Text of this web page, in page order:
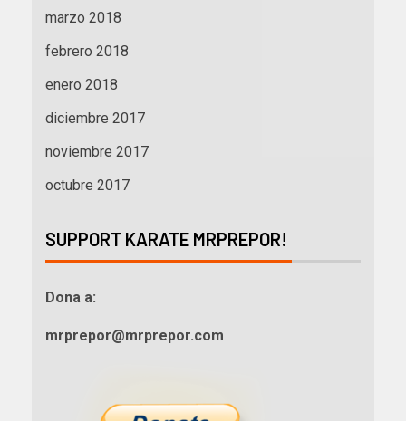
marzo 2018
febrero 2018
enero 2018
diciembre 2017
noviembre 2017
octubre 2017
SUPPORT KARATE MRPREPOR!
Dona a:
mrprepor@mrprepor.com